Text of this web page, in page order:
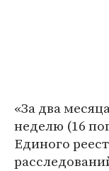
«За два
неделю (16
Единого